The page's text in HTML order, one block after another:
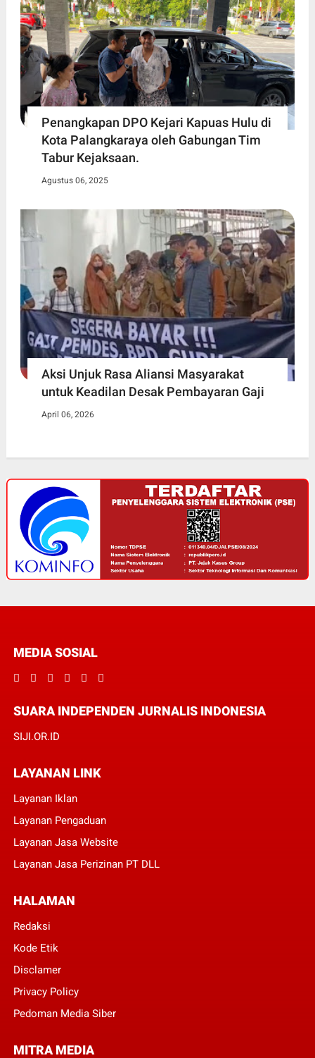
Penangkapan DPO Kejari Kapuas Hulu di
Kota Palangkaraya oleh Gabungan Tim
Tabur Kejaksaan.
Agustus 06, 2025
Aksi Unjuk Rasa Aliansi Masyarakat
untuk Keadilan Desak Pembayaran Gaji
April 06, 2026
MEDIA SOSIAL
SUARA INDEPENDEN JURNALIS INDONESIA
SIJI.OR.ID
LAYANAN LINK
Layanan Iklan
Layanan Pengaduan
Layanan Jasa Website
Layanan Jasa Perizinan PT DLL
HALAMAN
Redaksi
Kode Etik
Disclamer
Privacy Policy
Pedoman Media Siber
MITRA MEDIA